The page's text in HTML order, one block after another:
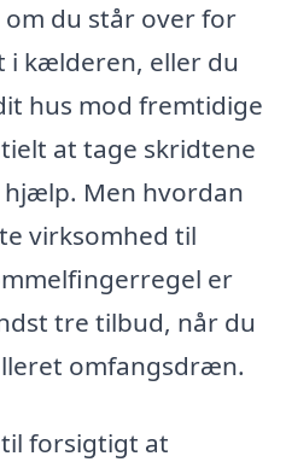
du står over for
i kælderen, eller du
hus mod fremtidige
at tage skridtene
Men hvordan
virksomhed til
er
tre tilbud, når du
omfangsdræn.
forsigtigt at